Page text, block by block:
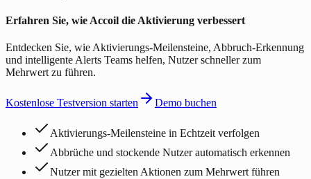
Erfahren Sie, wie Accoil die Aktivierung verbessert
Entdecken Sie, wie Aktivierungs-Meilensteine, Abbruch-Erkennung
und intelligente Alerts Teams helfen, Nutzer schneller zum
Mehrwert zu führen.
Kostenlose Testversion starten Demo buchen
Aktivierungs-Meilensteine in Echtzeit verfolgen
Abbrüche und stockende Nutzer automatisch erkennen
Nutzer mit gezielten Aktionen zum Mehrwert führen